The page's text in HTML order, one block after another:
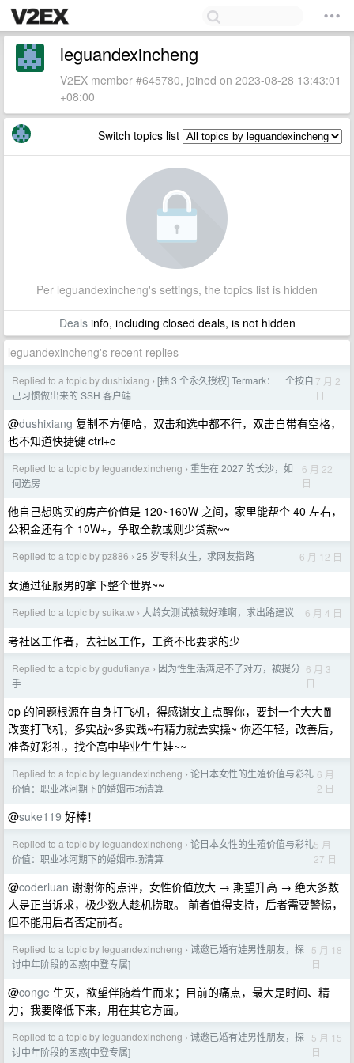
leguandexincheng
V2EX member #645780, joined on 2023-08-28 13:43:01
+08:00
Switch topics list
Per leguandexincheng's settings, the topics list is hidden
Dealsinfo, including closed deals, is not hidden
leguandexincheng's recent replies
Replied to a topic by dushixiang › [抽 3 个永久授权] Termark：一个按自
己习惯做出来的 SSH 客户端
7 月 2
日
@dushixiang 复制不方便哈，双击和选中都不行，双击自带有空格，
也不知道快捷键 ctrl+c
Replied to a topic by leguandexincheng › 重生在 2027 的长沙，如
何选房
6 月 22
日
他自己想购买的房产价值是 120~160W 之间，家里能帮个 40 左右，
公积金还有个 10W+，争取全款或则少贷款~~
Replied to a topic by pz886 › 25 岁专科女生，求网友指路 6 月 12 日
女通过征服男的拿下整个世界~~
Replied to a topic by suikatw › 大龄女测试被裁好难啊，求出路建议 6 月 4 日
考社区工作者，去社区工作，工资不比要求的少
Replied to a topic by gudutianya › 因为性生活满足不了对方，被提分
手
6 月 3
日
op 的问题根源在自身打飞机，得感谢女主点醒你，要封一个大大🧧
改变打飞机，多实战~多实践~有精力就去实操~ 你还年轻，改善后，
准备好彩礼，找个高中毕业生生娃~~
Replied to a topic by leguandexincheng › 论日本女性的生殖价值与彩礼
价值：职业冰河期下的婚姻市场清算
6 月
2 日
@suke119 好棒！
Replied to a topic by leguandexincheng › 论日本女性的生殖价值与彩礼
价值：职业冰河期下的婚姻市场清算
5 月
27 日
@coderluan 谢谢你的点评，女性价值放大 → 期望升高 → 绝大多数
人是正当诉求，极少数人趁机捞取。 前者值得支持，后者需要警惕，
但不能用后者否定前者。
Replied to a topic by leguandexincheng › 诚邀已婚有娃男性朋友，探
讨中年阶段的困惑[中登专属]
5 月 18
日
@conge 生灭，欲望伴随着生而来；目前的痛点，最大是时间、精
力；我要降低下来，用在其它方面。
Replied to a topic by leguandexincheng › 诚邀已婚有娃男性朋友，探
讨中年阶段的困惑[中登专属]
5 月 15
日